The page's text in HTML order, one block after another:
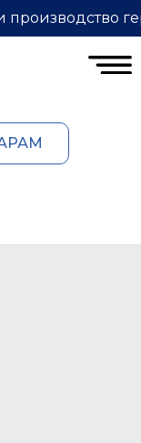
производство